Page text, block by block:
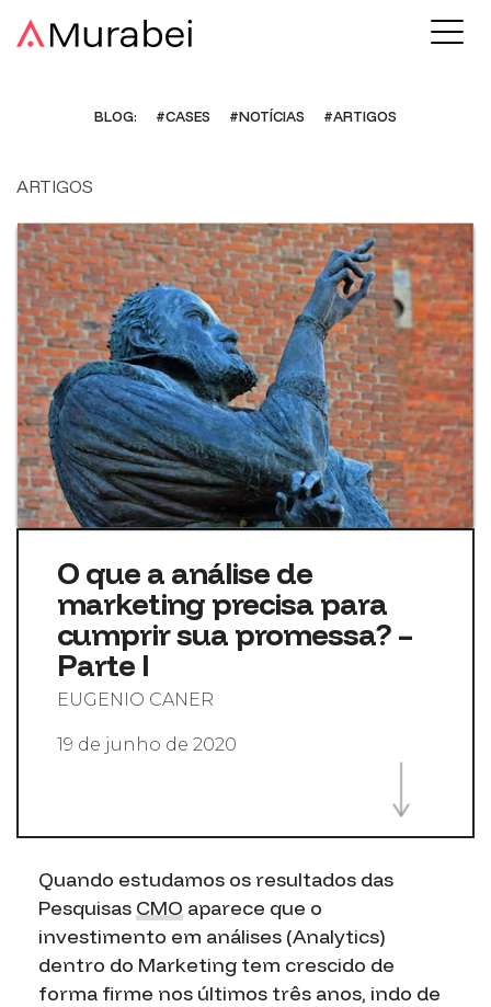
BLOG: #CASES #NOTÍCIAS #ARTIGOS
ARTIGOS
O que a análise de
marketing precisa para
cumprir sua promessa? –
Parte I
EUGENIO CANER
19 de junho de 2020
Quando estudamos os resultados das
Pesquisas CMO aparece que o
investimento em análises (Analytics)
dentro do Marketing tem crescido de
forma firme nos últimos três anos, indo de